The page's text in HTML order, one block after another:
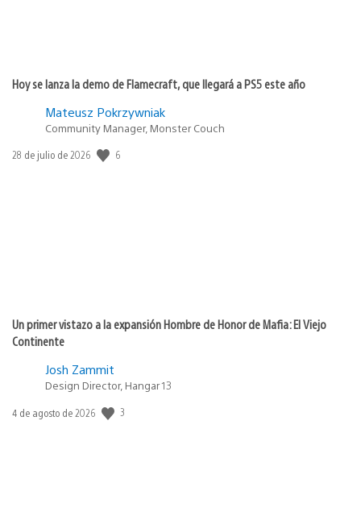
Hoy se lanza la demo de Flamecraft, que llegará a PS5 este año
Mateusz Pokrzywniak
Community Manager, Monster Couch
Fecha
28 de julio de 2026 6
Un primer vistazo a la expansión Hombre de Honor de Mafia: El Viejo
Continente
Josh Zammit
Design Director, Hangar 13
Fecha
4 de agosto de 2026 3